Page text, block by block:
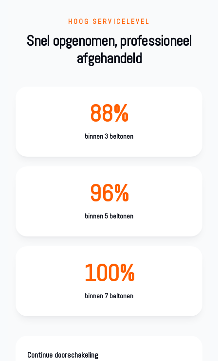
HOOG SERVICELEVEL
Snel opgenomen, professioneel
afgehandeld
88%
binnen 3 beltonen
96%
binnen 5 beltonen
100%
binnen 7 beltonen
Continue doorschakeling